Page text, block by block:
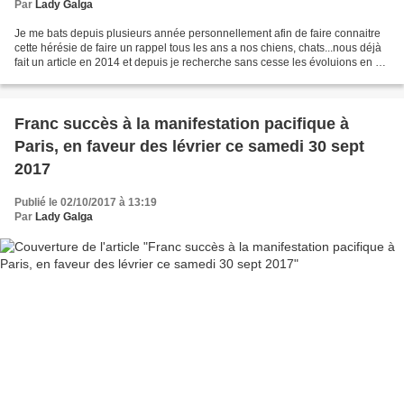
Par Lady Galga
Je me bats depuis plusieurs année personnellement afin de faire connaitre
cette hérésie de faire un rappel tous les ans a nos chiens, chats...nous déjà
fait un article en 2014 et depuis je recherche sans cesse les évoluions en ce
Franc succès à la manifestation pacifique à
Paris, en faveur des lévrier ce samedi 30 sept
2017
Publié le 02/10/2017 à 13:19
Par Lady Galga